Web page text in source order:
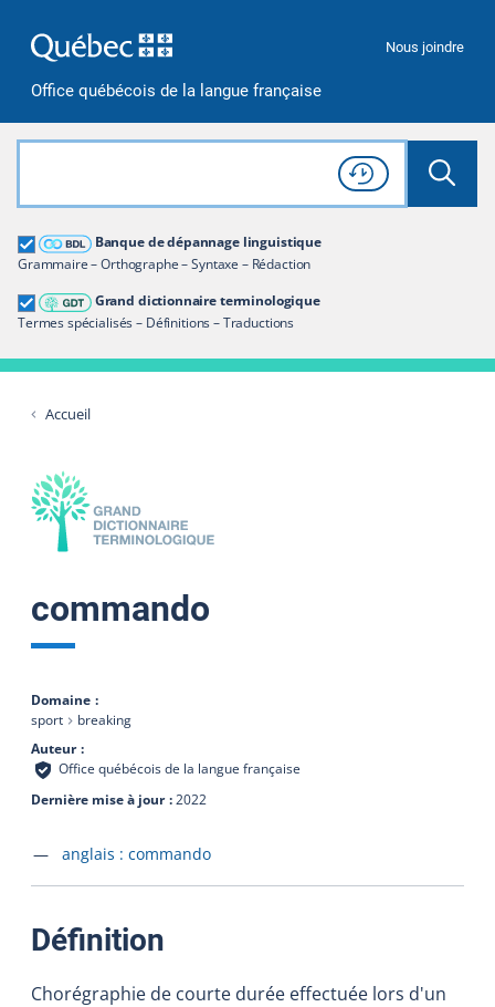
Office québécois de la langue française
Nous joindre
Rechercher dans tout le site
Lancer
Consulter l'
Historique
de recherche
Banque de dépannage linguistique
Grammaire – Orthographe – Syntaxe – Rédaction
Grand dictionnaire terminologique
Termes spécialisés – Définitions – Traductions
Grand dictionnaire terminologique
Restreindre aux termes
Accueil
commando
Domaine
sport
breaking
Auteur
Office québécois de la langue française
Dernière mise à jour 2022
Accéder à la fiche en
anglais : commando
Définition
Chorégraphie de courte durée effectuée lors d'un